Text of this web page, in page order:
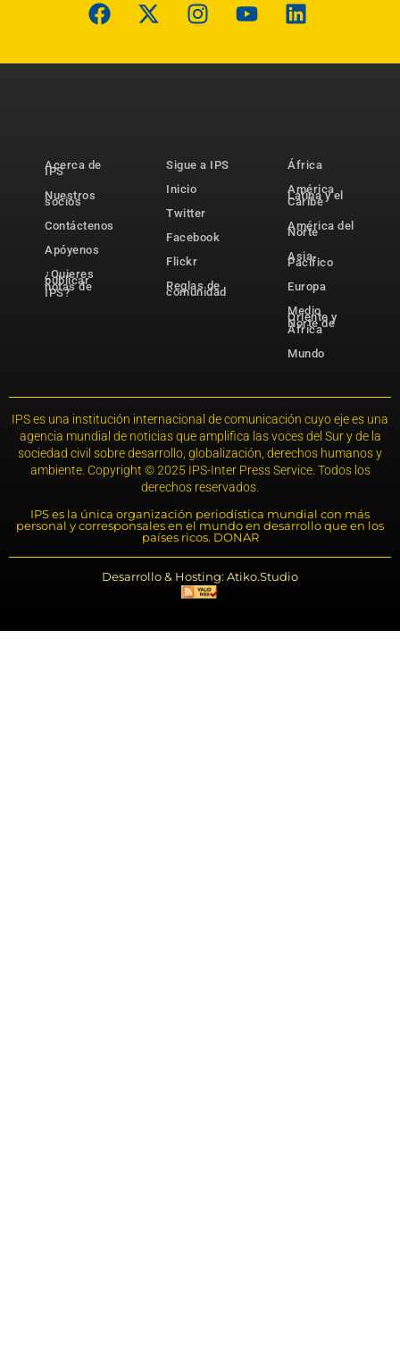
Acerca de
IPS
Nuestros
socios
Contáctenos
Apóyenos
¿Quieres
publicar
notas de
IPS?
Sigue a IPS
Inicio
Twitter
Facebook
Flickr
Reglas de
comunidad
África
América
Latina y el
Caribe
América del
Norte
Asia-
Pacífico
Europa
Medio
Oriente y
Norte de
África
Mundo
IPS es una institución internacional de comunicación cuyo eje es una
agencia mundial de noticias que amplifica las voces del Sur y de la
sociedad civil sobre desarrollo, globalización, derechos humanos y
ambiente. Copyright © 2025 IPS-Inter Press Service. Todos los
derechos reservados.
IPS es la única organización periodística mundial con más
personal y corresponsales en el mundo en desarrollo que en los
países ricos. DONAR
Desarrollo & Hosting: Atiko.Studio